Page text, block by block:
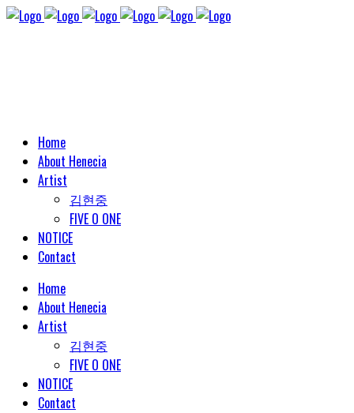
Home
About Henecia
Artist
김현중
FIVE O ONE
NOTICE
Contact
Home
About Henecia
Artist
김현중
FIVE O ONE
NOTICE
Contact